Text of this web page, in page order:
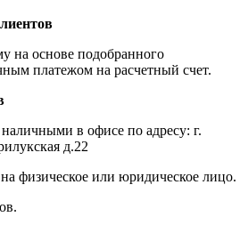
на основе подобранного
платежом на расчетный счет.
в офисе по адресу: г.
д.22
физическое или юридическое лицо.